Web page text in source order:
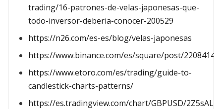
trading/16-patrones-de-velas-japonesas-que-
todo-inversor-deberia-conocer-200529
https://n26.com/es-es/blog/velas-japonesas
https://www.binance.com/es/square/post/
https://www.etoro.com/es/trading/guide-to-
candlestick-charts-patterns/
https://es.tradingview.com/chart/GBPUSD/